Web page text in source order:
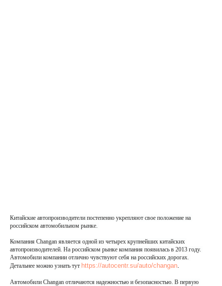
Китайские автопроизводители постепенно укрепляют свое положение на
российском автомобильном рынке.
Компания Changan является одной из четырех крупнейших китайских
автопроизводителей. На российском рынке компания появилась в 2013 году.
Автомобили компании отлично чувствуют себя на российских дорогах.
Детальнее можно узнать тут https://autocentr.su/auto/changan.
Автомобили Changan отличаются надежностью и безопасностью. В первую